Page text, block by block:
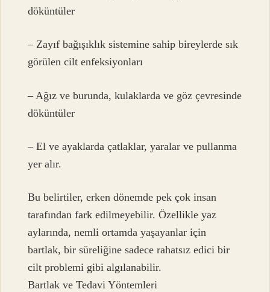
döküntüler
– Zayıf bağışıklık sistemine sahip bireylerde sık
görülen cilt enfeksiyonları
– Ağız ve burunda, kulaklarda ve göz çevresinde
döküntüler
– El ve ayaklarda çatlaklar, yaralar ve pullanma
yer alır.
Bu belirtiler, erken dönemde pek çok insan
tarafından fark edilmeyebilir. Özellikle yaz
aylarında, nemli ortamda yaşayanlar için
bartlak, bir süreliğine sadece rahatsız edici bir
cilt problemi gibi algılanabilir.
Bartlak ve Tedavi Yöntemleri